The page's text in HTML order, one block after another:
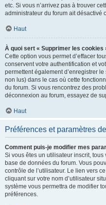
etc. Si vous n’arrivez pas à trouver
administrateur du forum ait désactivé
Haut
À quoi sert « Supprimer les cookies
Cette option vous permet d’effacer
conservent votre authentification et
permettent également d’enregistrer
non lus) dans le cas où cette
du forum. Si vous rencontrez des
déconnexion au forum, essayez de
Haut
Préférences et paramètres
Comment puis-je modifier mes
Si vous êtes un utilisateur inscrit,
base de données du forum. Vous
contrôle de l’utilisateur. Le lien vers
cliquant sur votre nom d’utilisateur
système vous permettra de modifier
préférences.